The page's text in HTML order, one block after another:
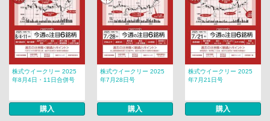
株式ウイークリー 2025
年8月4日・11日合併号
購入
株式ウイークリー 2025
年7月28日号
購入
株式ウイークリー 2025
年7月21日号
購入